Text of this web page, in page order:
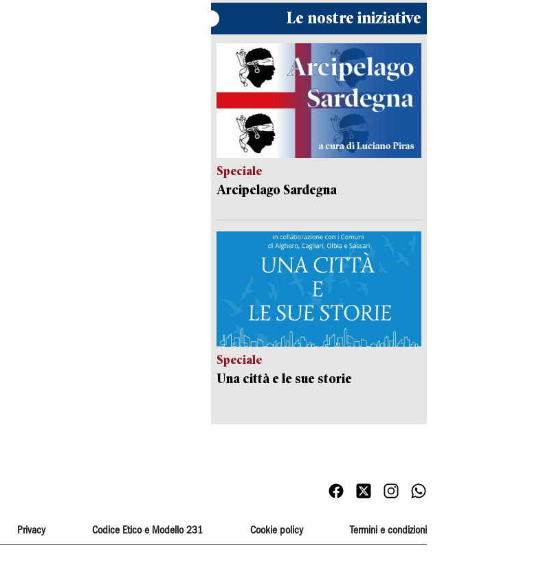
Le nostre iniziative
Speciale
Arcipelago Sardegna
Speciale
Una città e le sue storie
Privacy Codice Etico e Modello 231 Cookie policy Termini e condizioni